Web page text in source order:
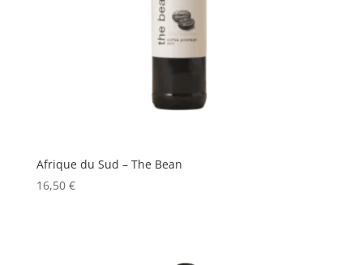
Afrique du Sud – The Bean
16,50 €